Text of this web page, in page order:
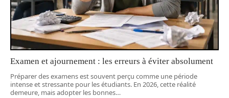
Examen et ajournement : les erreurs à éviter absolument
Préparer des examens est souvent perçu comme une période
intense et stressante pour les étudiants. En 2026, cette réalité
demeure, mais adopter les bonnes…